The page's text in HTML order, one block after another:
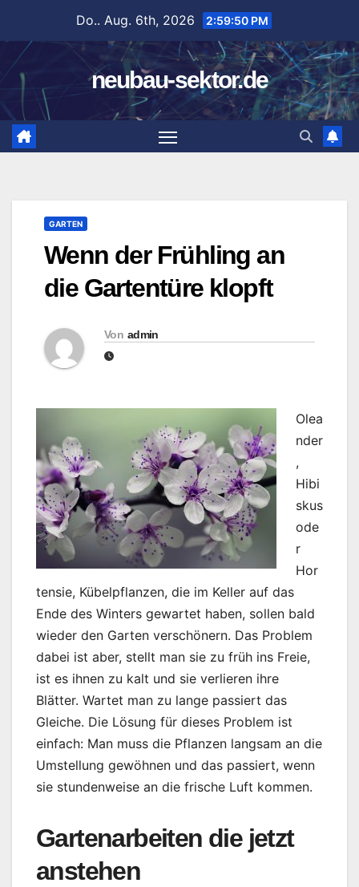
springen
Do.. Aug. 6th, 2026 2:59:51 PM
neubau-sektor.de
GARTEN
Wenn der Frühling an
die Gartentüre klopft
Von admin
Olea
nder
,
Hibi
skus
ode
r
Hor
tensie, Kübelpflanzen, die im Keller auf das
Ende des Winters gewartet haben, sollen bald
wieder den Garten verschönern. Das Problem
dabei ist aber, stellt man sie zu früh ins Freie,
ist es ihnen zu kalt und sie verlieren ihre
Blätter. Wartet man zu lange passiert das
Gleiche. Die Lösung für dieses Problem ist
einfach: Man muss die Pflanzen langsam an die
Umstellung gewöhnen und das passiert, wenn
sie stundenweise an die frische Luft kommen.
Gartenarbeiten die jetzt
anstehen